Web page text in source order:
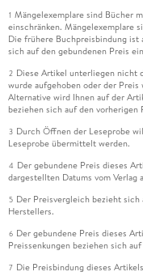
1 Mängelexemplare sind Bücher
einschränken. Mängelexemplare
Die frühere Buchpreisbindung ist
sich auf den gebundenen Preis
2 Diese Artikel unterliegen nicht
wurde aufgehoben oder der
Alternative wird Ihnen auf der
beziehen sich auf den vorherigen
3 Durch Öffnen der Leseprobe
Leseprobe übermittelt werden.
4 Der gebundene Preis dieses
dargestellten Datums vom Verlag
5 Der Preisvergleich bezieht
Herstellers.
6 Der gebundene Preis dieses
Preissenkungen beziehen sich
7 Die Preisbindung dieses